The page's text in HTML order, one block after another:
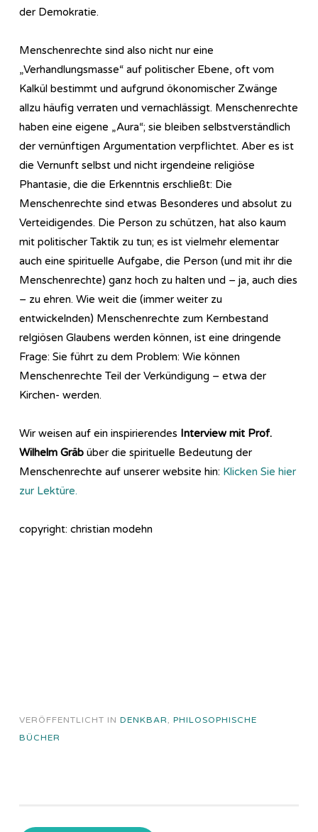
der Demokratie.
Menschenrechte sind also nicht nur eine
„Verhandlungsmasse“ auf politischer Ebene, oft vom
Kalkül bestimmt und aufgrund ökonomischer Zwänge
allzu häufig verraten und vernachlässigt. Menschenrechte
haben eine eigene „Aura“; sie bleiben selbstverständlich
der vernünftigen Argumentation verpflichtet. Aber es ist
die Vernunft selbst und nicht irgendeine religiöse
Phantasie, die die Erkenntnis erschließt: Die
Menschenrechte sind etwas Besonderes und absolut zu
Verteidigendes. Die Person zu schützen, hat also kaum
mit politischer Taktik zu tun; es ist vielmehr elementar
auch eine spirituelle Aufgabe, die Person (und mit ihr die
Menschenrechte) ganz hoch zu halten und – ja, auch dies
– zu ehren. Wie weit die (immer weiter zu
entwickelnden) Menschenrechte zum Kernbestand
relgiösen Glaubens werden können, ist eine dringende
Frage: Sie führt zu dem Problem: Wie können
Menschenrechte Teil der Verkündigung – etwa der
Kirchen- werden.
Wir weisen auf ein inspirierendes Interview mit Prof.
Wilhelm Gräb über die spirituelle Bedeutung der
Menschenrechte auf unserer website hin: Klicken Sie hier
zur Lektüre.
copyright: christian modehn
VERÖFFENTLICHT IN DENKBAR, PHILOSOPHISCHE
BÜCHER